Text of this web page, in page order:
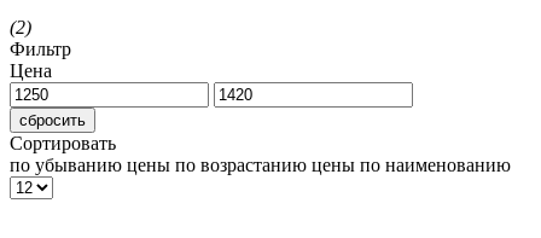
(2)
Фильтр
Цена
сбросить
Сортировать
по убыванию цены по возрастанию цены по наименованию